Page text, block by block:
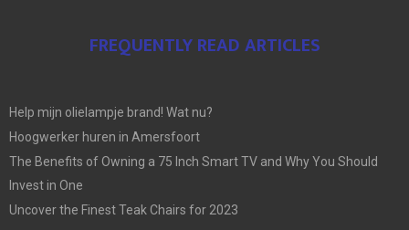
FREQUENTLY READ ARTICLES
Help mijn olielampje brand! Wat nu?
Hoogwerker huren in Amersfoort
The Benefits of Owning a 75 Inch Smart TV and Why You Should
Invest in One
Uncover the Finest Teak Chairs for 2023